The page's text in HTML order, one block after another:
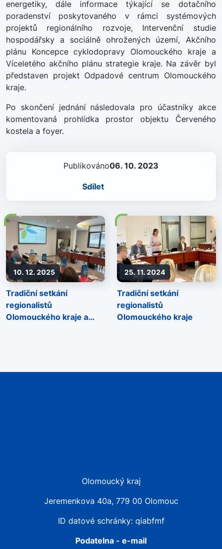
energetiky, dále informace týkající se dotačního
poradenství poskytovaného v rámci systémových
projektů regionálního rozvoje, Intervenční studie
hospodářsky a sociálně ohrožených území, Akčního
plánu Koncepce cyklodopravy Olomouckého kraje a
Víceletého akčního plánu strategie kraje. Na závěr byl
představen projekt Odpadové centrum Olomouckého
kraje.
Po skončení jednání následovala pro účastníky akce
komentovaná prohlídka prostor objektu Červeného
kostela a foyer.
Publikováno06. 10. 2023
Sdílet
10. 12. 2025
Tradiční setkání
regionalistů
Olomouckého kraje a
25. 11. 2024
Tradiční setkání
regionalistů
Olomouckého kraje
Olomoucký kraj
Jeremenkova 40a, 779 00 Olomouc
ID datové schránky: qiabfmf
Podatelna - e-mail